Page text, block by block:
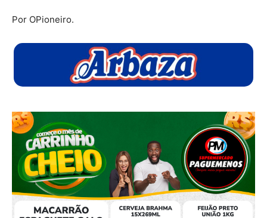
Por OPioneiro.